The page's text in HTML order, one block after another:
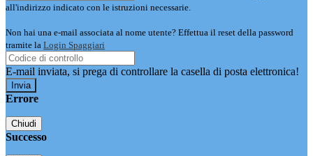
all'indirizzo indicato con le istruzioni necessarie.
Non hai una e-mail associata al nome utente? Effettua il reset della password
tramite la Login Spaggiari
E-mail inviata, si prega di controllare la casella di posta elettronica!
Errore
Chiudi
Successo